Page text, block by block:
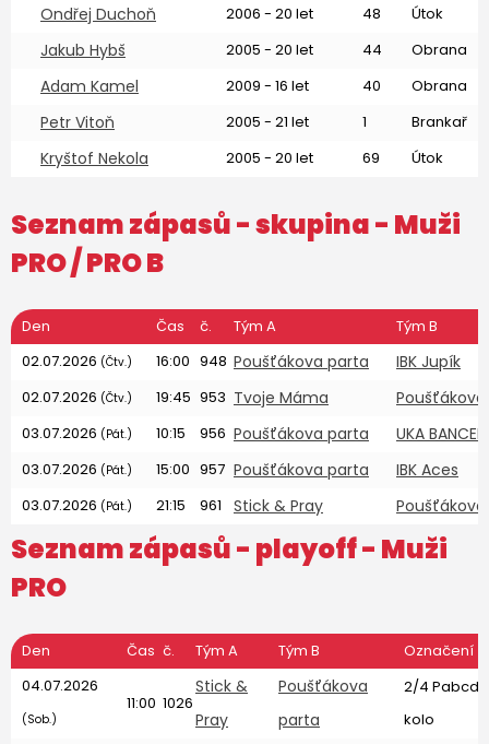
Ondřej Duchoň 2006 - 20 let 48 Útok
Jakub Hybš 2005 - 20 let 44 Obrana
Adam Kamel 2009 - 16 let 40 Obrana
Petr Vitoň 2005 - 21 let 1 Brankař
Kryštof Nekola 2005 - 20 let 69 Útok
Seznam zápasů - skupina - Muži
PRO/ PRO B
Den Čas č. Tým A
Tým B
02.07.2026 (Čtv.) 16:00 948 Poušťákova parta IBK Jupík
02.07.2026 (Čtv.) 19:45 953 Tvoje Máma
03.07.2026 (Pát.) 10:15 956 Poušťákova parta UKA BANCEK
03.07.2026 (Pát.) 15:00 957 Poušťákova parta IBK Aces
03.07.2026 (Pát.) 21:15 961 Stick & Pray
Seznam zápasů - playoff - Muži
PRO
Den Čas č. Tým A Tým B
Označení
04.07.2026
(Sob.)
11:00 1026
Stick &
Pray
Poušťákova
parta
2/4
kolo